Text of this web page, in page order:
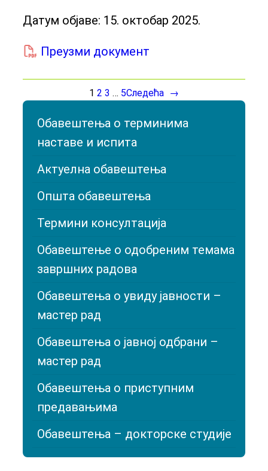
Датум објаве: 15. октобар 2025.
Преузми документ
1 2 3 … 5Следећа →
Обавештења о терминима
наставе и испита
Актуелна обавештења
Општа обавештења
Термини консултација
Обавештење о одобреним темама
завршних радова
Обавештења о увиду јавности –
мастер рад
Обавештења о јавној одбрани –
мастер рад
Обавештења о приступним
предавањима
Обавештења – докторске студије